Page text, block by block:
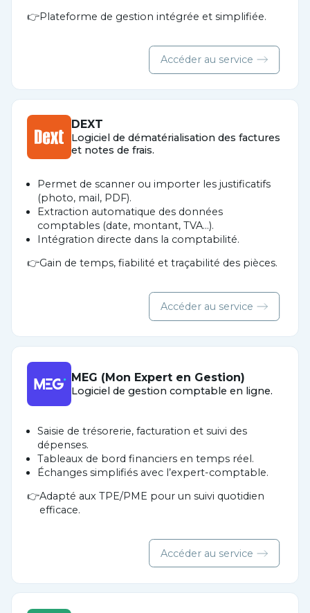
Plateforme de gestion intégrée et simplifiée.
Accéder au service
DEXT
Logiciel de dématérialisation des factures
et notes de frais.
Permet de scanner ou importer les justificatifs
(photo, mail, PDF).
Extraction automatique des données
comptables (date, montant, TVA…).
Intégration directe dans la comptabilité.
Gain de temps, fiabilité et traçabilité des pièces.
Accéder au service
MEG (Mon Expert en Gestion)
Logiciel de gestion comptable en ligne.
Saisie de trésorerie, facturation et suivi des
dépenses.
Tableaux de bord financiers en temps réel.
Échanges simplifiés avec l’expert-comptable.
Adapté aux TPE/PME pour un suivi quotidien
efficace.
Accéder au service